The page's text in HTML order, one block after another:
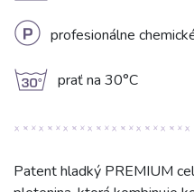
L profesionálne
g prať na 30°C
Patent hladký PREMIUM